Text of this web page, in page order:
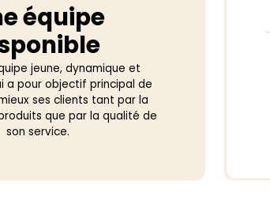
équipe
jeune, dynamique et
a pour objectif principal de
ses clients tant par la
que par la qualité de
son service.